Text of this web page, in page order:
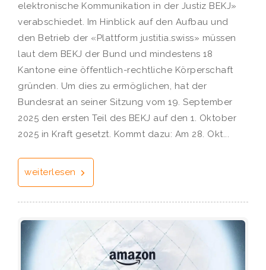
elektronische Kommunikation in der Justiz BEKJ»
verabschiedet. Im Hinblick auf den Aufbau und
den Betrieb der «Plattform justitia.swiss» müssen
laut dem BEKJ der Bund und mindestens 18
Kantone eine öffentlich-rechtliche Körperschaft
gründen. Um dies zu ermöglichen, hat der
Bundesrat an seiner Sitzung vom 19. September
2025 den ersten Teil des BEKJ auf den 1. Oktober
2025 in Kraft gesetzt. Kommt dazu: Am 28. Okt...
weiterlesen